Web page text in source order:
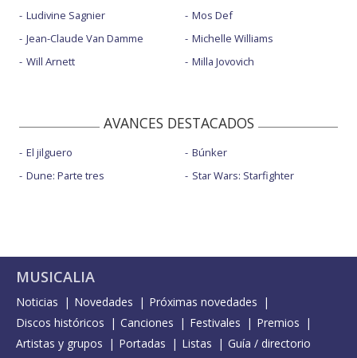
Ludivine Sagnier
Jean-Claude Van Damme
Will Arnett
Mos Def
Michelle Williams
Milla Jovovich
AVANCES DESTACADOS
El jilguero
Dune: Parte tres
Búnker
Star Wars: Starfighter
MUSICALIA
Noticias Novedades
Próximas novedades
Discos históricos
Canciones Festivales
Premios
Artistas y grupos
Portadas Listas Guía / directorio